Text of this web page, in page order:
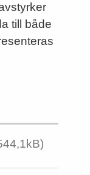
till både